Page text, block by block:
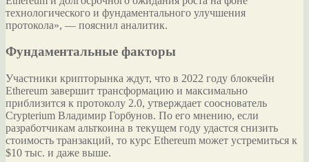
технологического и фундаментального улучшения
протокола», — пояснил аналитик.
Фундаментальные факторы
Участники крипторынка ждут, что в 2022 году блокчейн
Ethereum завершит трансформацию и максимально
приблизится к протоколу 2.0, утверждает сооснователь
Crypterium Владимир Горбунов. По его мнению, если
разработчикам альткоина в текущем году удастся снизить
стоимость транзакций, то курс Ethereum может устремиться к
$10 тыс. и даже выше.